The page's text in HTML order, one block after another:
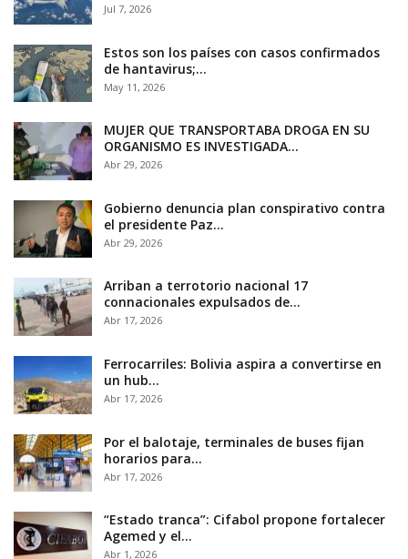
Jul 7, 2026
Estos son los países con casos confirmados
de hantavirus;…
May 11, 2026
MUJER QUE TRANSPORTABA DROGA EN SU
ORGANISMO ES INVESTIGADA…
Abr 29, 2026
Gobierno denuncia plan conspirativo contra
el presidente Paz…
Abr 29, 2026
Arriban a terrotorio nacional 17
connacionales expulsados de…
Abr 17, 2026
Ferrocarriles: Bolivia aspira a convertirse en
un hub…
Abr 17, 2026
Por el balotaje, terminales de buses fijan
horarios para…
Abr 17, 2026
“Estado tranca”: Cifabol propone fortalecer
Agemed y el…
Abr 1, 2026